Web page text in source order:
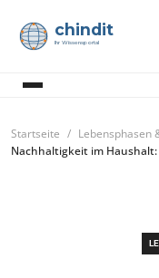
chindit
Ihr Wissensportal
Startseite
Lebensphasen
Nachhaltigkeit im